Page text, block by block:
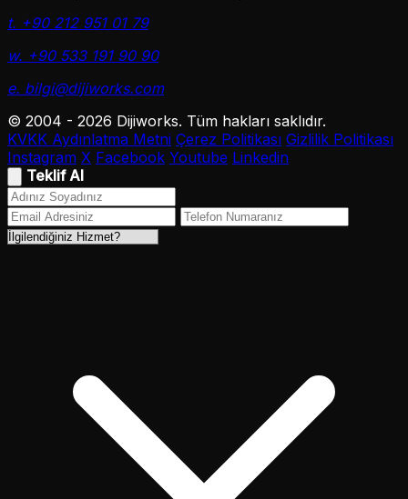
t. +90 212 951 01 79
w. +90 533 191 90 90
e. bilgi@dijiworks.com
© 2004 - 2026 Dijiworks. Tüm hakları saklıdır.
KVKK Aydınlatma Metni Çerez Politikası Gizlilik Politikası
Instagram X Facebook Youtube Linkedin
Teklif Al